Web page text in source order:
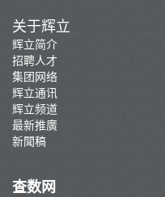
关于辉立
辉立简介
招聘人才
集团网络
辉立通讯
辉立频道
最新推廣
新聞稿
查数网